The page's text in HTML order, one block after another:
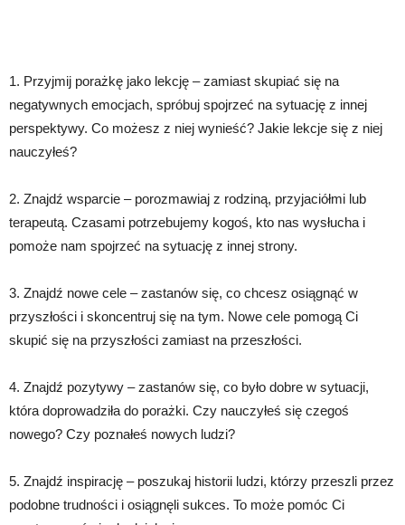
1. Przyjmij porażkę jako lekcję – zamiast skupiać się na
negatywnych emocjach, spróbuj spojrzeć na sytuację z innej
perspektywy. Co możesz z niej wynieść? Jakie lekcje się z niej
nauczyłeś?
2. Znajdź wsparcie – porozmawiaj z rodziną, przyjaciółmi lub
terapeutą. Czasami potrzebujemy kogoś, kto nas wysłucha i
pomoże nam spojrzeć na sytuację z innej strony.
3. Znajdź nowe cele – zastanów się, co chcesz osiągnąć w
przyszłości i skoncentruj się na tym. Nowe cele pomogą Ci
skupić się na przyszłości zamiast na przeszłości.
4. Znajdź pozytywy – zastanów się, co było dobre w sytuacji,
która doprowadziła do porażki. Czy nauczyłeś się czegoś
nowego? Czy poznałeś nowych ludzi?
5. Znajdź inspirację – poszukaj historii ludzi, którzy przeszli przez
podobne trudności i osiągnęli sukces. To może pomóc Ci